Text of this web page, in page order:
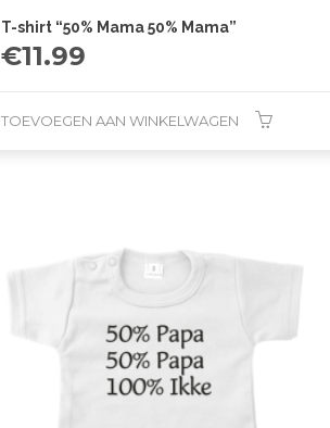
T-shirt “50% Mama 50% Mama”
€11.99
TOEVOEGEN AAN WINKELWAGEN